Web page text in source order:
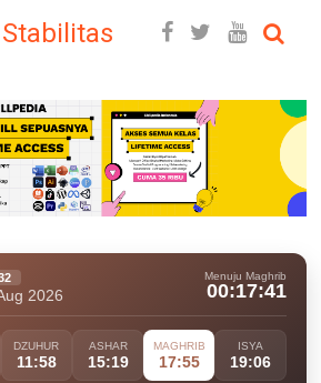
2026
Menuju Maghrib
00:17:39
DZUHUR
11:58
ASHAR
15:19
MAGHRIB
17:55
ISYA
19:06